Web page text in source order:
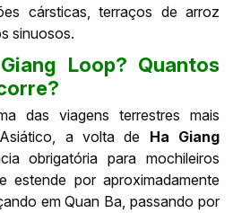
cársticas, terraços de arroz
sinuosos.
Loop? Quantos
das viagens terrestres mais
a volta de Ha Giang
obrigatória para mochileiros
estende por aproximadamente
em Quan Ba, passando por